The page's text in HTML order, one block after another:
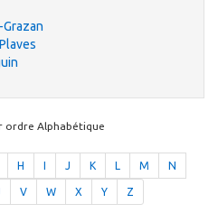
ordre Alphabétique
H J K L M N
V W X Y Z